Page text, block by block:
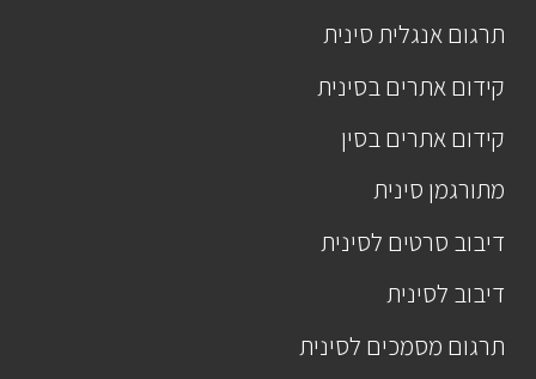
תרגום אנגלית סינית
קידום אתרים בסינית
קידום אתרים בסין
מתורגמן סינית
דיבוב סרטים לסינית
דיבוב לסינית
תרגום מסמכים לסינית